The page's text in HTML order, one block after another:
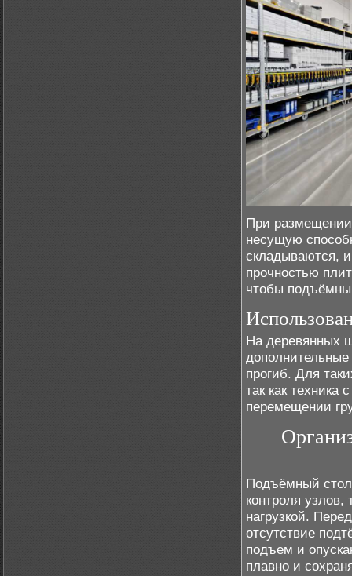
При размещении
несущую
складываются,
прочностью
чтобы
На деревянных
прогиб. Для
так как техника
перемещении
Подъёмный стол
контроля узлов,
нагрузкой.
отсутствие
подъем и
плавно и